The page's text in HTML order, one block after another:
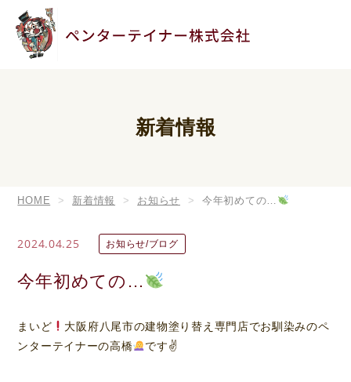
新着情報
HOME 新着情報 お知らせ 今年初めての…
2024.04.25 お知らせ/ブログ
今年初めての…
まいど
大阪府八尾市の建物塗り替え専門店でお馴染みのペ
ンターテイナーの高橋
です✌